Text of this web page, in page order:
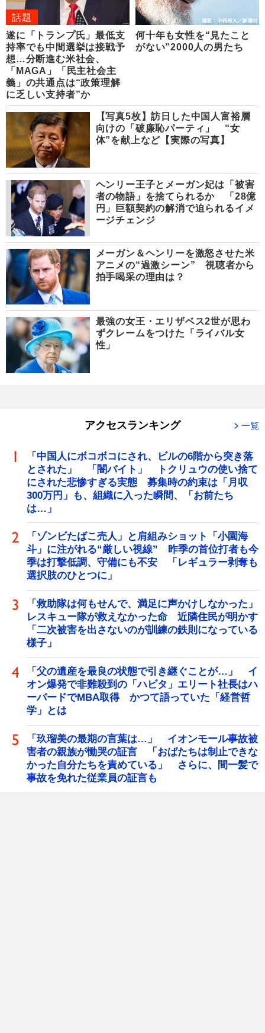
話題
遂に「トランプ氏」最低支
持率でも中間選挙は接戦予
想…分断進む米社会、
「MAGA」「民主社会主
義」の共通点は“政策理解
に乏しい支持者”か
何十年も女性を“見たこと
がない”2000人の男たち
【写真5枚】訪日した中国人富裕層
向けの「破廉恥パーティ」 “女
体”を献上など【実際の写真】
ヘンリー王子とメーガン妃は「被害
者の物語」を捨てられるか 「28億
円」巨額契約の解消で迫られるイメ
ージチェンジ
メーガン＆ヘンリーを激怒させた米
アニメの“過激シーン” 視聴者から
拍手喝采の理由は？
最強の女王・エリザベス2世が思わ
ずクレームをつけた「ライバル女
性」
アクセスランキング 一覧
「中国人にボコボコにされ、ビルの6階から突き落
とされた」 「闇バイト」 トクリュウの使い捨て
にされた悲惨すぎる実態 募集時の約束は「月収
300万円」も、組織に入った瞬間、「お前たち
は…」
「ゾンビたばこ売人」と肩組みショット「小園海
斗」に注がれる“厳しい視線” 昨季の首位打者も今
季は打撃低調、守備にも不安 「レギュラー剥奪も
選択肢のひとつに」
「救助隊は何もせんで、満足に声かけしなかった」
レスキュー隊が救えなかった命 近隣住民が明かす
「二次被害を出さないのが訓練の鉄則になっている
様子」
「父の遺産を最良の状態で引き継ぐことが…」 イ
オン爆発で非難殺到の「ハビタ」エリート社長はハ
ーバードでMBA取得 かつて語っていた「経営哲
学」とは
「玖瑠美の最期の言葉は…」 イオンモール事故被
害者の親族が慟哭の証言 「おばたちは制止できな
かった自分たちを責めている」 さらに、間一髪で
事故を免れた従業員の証言も